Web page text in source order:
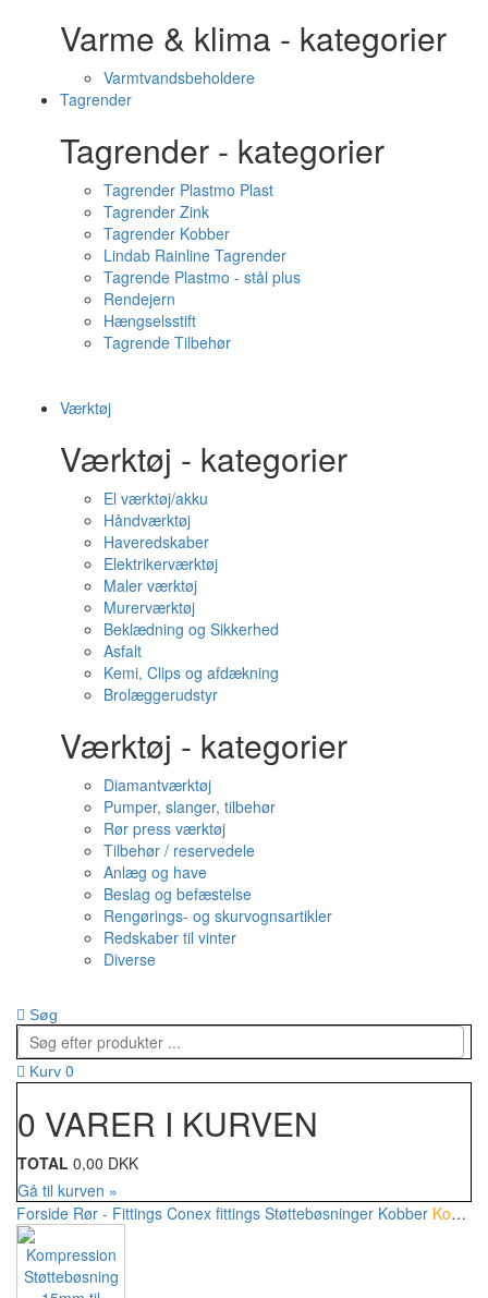
Varme & klima - kategorier
Varmtvandsbeholdere
Tagrender
Tagrender - kategorier
Tagrender Plastmo Plast
Tagrender Zink
Tagrender Kobber
Lindab Rainline Tagrender
Tagrende Plastmo - stål plus
Rendejern
Hængselsstift
Tagrende Tilbehør
Værktøj
Værktøj - kategorier
El værktøj/akku
Håndværktøj
Haveredskaber
Elektrikerværktøj
Maler værktøj
Murerværktøj
Beklædning og Sikkerhed
Asfalt
Kemi, Clips og afdækning
Brolæggerudstyr
Værktøj - kategorier
Diamantværktøj
Pumper, slanger, tilbehør
Rør press værktøj
Tilbehør / reservedele
Anlæg og have
Beslag og befæstelse
Rengørings- og skurvognsartikler
Redskaber til vinter
Diverse
Søg
Kurv 0
0 VARER I KURVEN
TOTAL 0,00 DKK
Gå til kurven »
Forside Rør - Fittings Conex fittings Støttebøsninger Kobber Kompression Støttebøsning 15mm til kobber